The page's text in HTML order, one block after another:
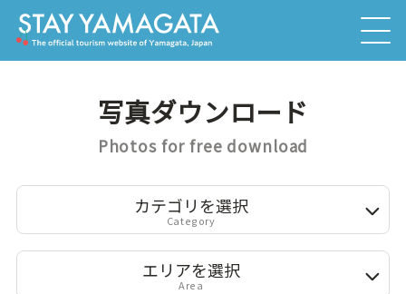
写真ダウンロード
Photos for free download
カテゴリを選択
Category
エリアを選択
Area